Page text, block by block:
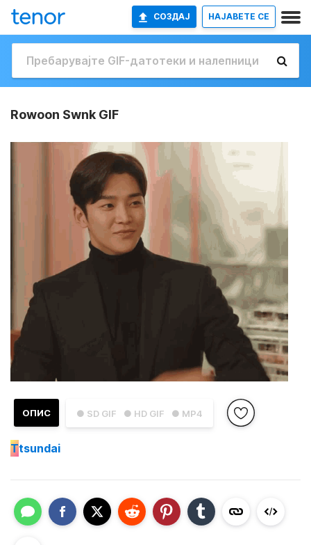
СОЗДАЈ НАЈАВETE СЕ
Rowoon Swnk GIF
● SD GIF ● HD GIF ● MP4
ОПИС
Ttsundai